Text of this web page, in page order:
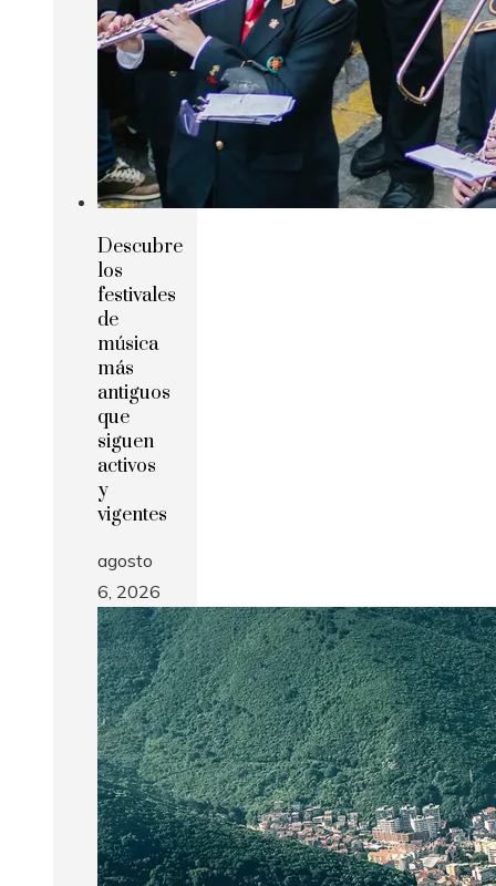
Descubre
los
festivales
de
música
más
antiguos
que
siguen
activos
y
vigentes
agosto
6, 2026